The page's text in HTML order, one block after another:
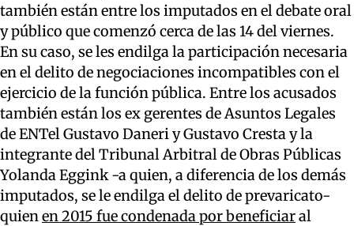
también están entre los imputados en el debate oral
y público que comenzó cerca de las 14 del viernes.
En su caso, se les endilga la participación necesaria
en el delito de negociaciones incompatibles con el
ejercicio de la función pública. Entre los acusados
también están los ex gerentes de Asuntos Legales
de ENTel Gustavo Daneri y Gustavo Cresta y la
integrante del Tribunal Arbitral de Obras Públicas
Yolanda Eggink -a quien, a diferencia de los demás
imputados, se le endilga el delito de prevaricato-
quienen 2015 fue condenada por beneficiaral